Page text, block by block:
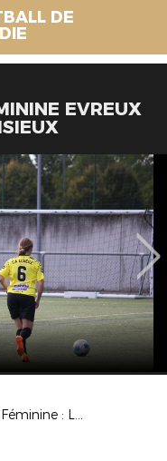
DE
EVREUX
Coupe de France Féminine : Le Havre AC 4-0 Strasbourg Pierrots Vauban